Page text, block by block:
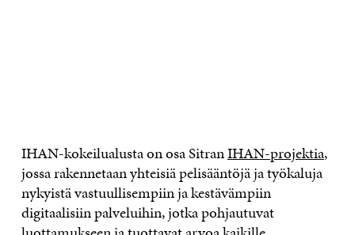
IHAN-kokeilualusta on osa SitranIHAN-projektia,
jossa rakennetaan yhteisiä pelisääntöjä ja työkaluja
nykyistä vastuullisempiin ja kestävämpiin
digitaalisiin palveluihin, jotka pohjautuvat